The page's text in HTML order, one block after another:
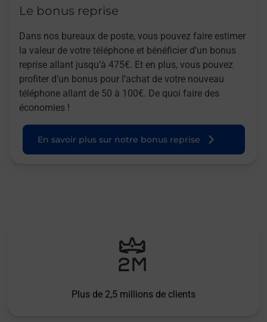
Le bonus reprise
Dans nos bureaux de poste, vous pouvez faire estimer
la valeur de votre téléphone et bénéficier d’un bonus
reprise allant jusqu’à 475€. Et en plus, vous pouvez
profiter d’un bonus pour l’achat de votre nouveau
téléphone allant de 50 à 100€. De quoi faire des
économies !
En savoir plus sur notre bonus reprise
Plus de 2,5 millions de clients